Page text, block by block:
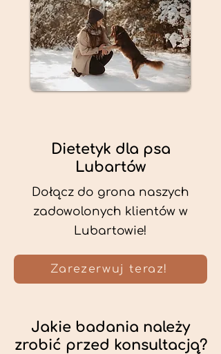
Dietetyk dla psa
Lubartów
Dołącz do grona naszych
zadowolonych klientów w
Lubartowie!
Zarezerwuj teraz!
Jakie badania należy
zrobić przed konsultacją?